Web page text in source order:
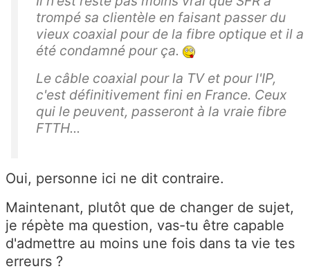
trompé sa clientèle en faisant passer du
vieux coaxial pour de la fibre optique et il a
été condamné pour ça.
Le câble coaxial pour la TV et pour l'IP,
c'est définitivement fini en France. Ceux
qui le peuvent, passeront à la vraie fibre
FTTH...
Oui, personne ici ne dit contraire.
Maintenant, plutôt que de changer de sujet,
je répète ma question, vas-tu être capable
d'admettre au moins une fois dans ta vie tes
erreurs ?